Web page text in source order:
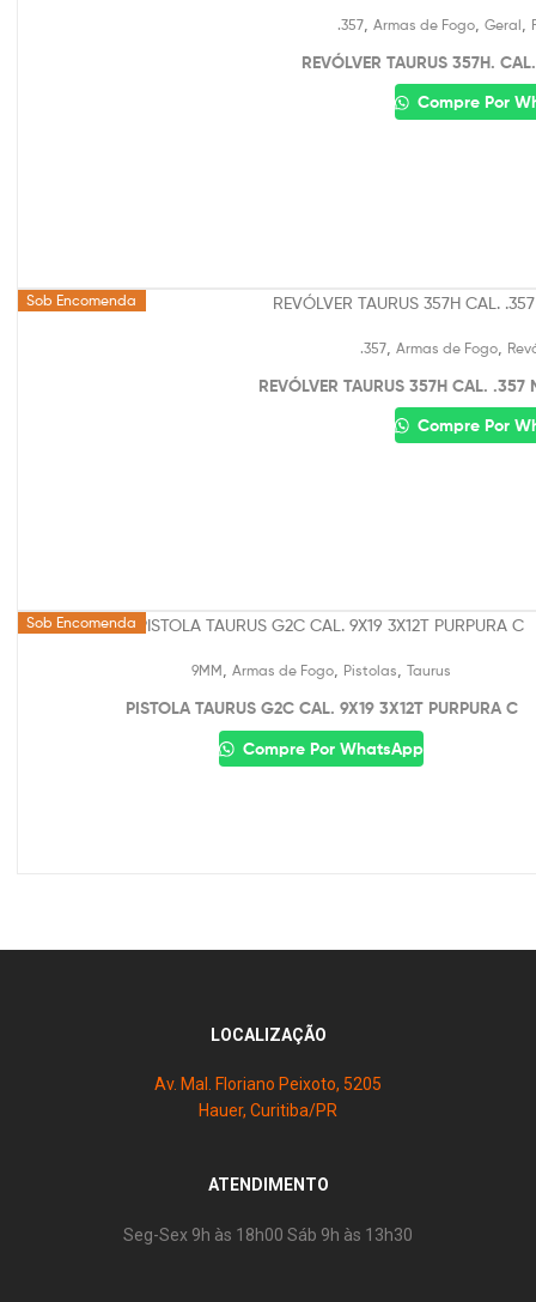
.357, Armas de Fogo, Geral
REVÓLVER TAURUS 357H.
Compre Por
Sob Encomenda
.357 Armas de Fogo
REVÓLVER TAURUS 357H CAL. .357
Compre Por
Sob Encomenda
9MM, Armas de Fogo, Pistolas, Taurus
PISTOLA TAURUS G2C CAL. 9X19 3X12T PURPURA C
Compre Por WhatsApp
LOCALIZAÇÃO
Av. Mal. Floriano Peixoto, 5205
Hauer, Curitiba/PR
ATENDIMENTO
Seg-Sex 9h às 18h00 Sáb 9h às 13h30